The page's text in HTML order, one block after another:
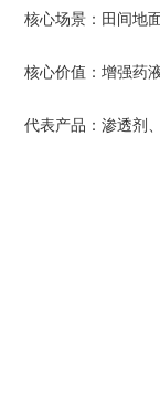
核心场景：田间地
核心价值：增强药
代表产品：渗透剂